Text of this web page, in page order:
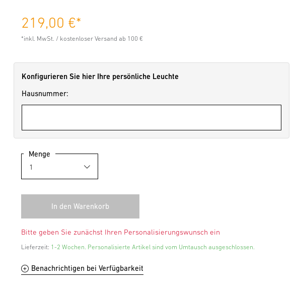
219,00 €*
*inkl. MwSt. / kostenloser Versand ab 100 €
Konfigurieren Sie hier Ihre persönliche Leuchte
Hausnummer:
Menge
Bitte geben Sie zunächst Ihren Personalisierungswunsch ein
Lieferzeit: 1-2 Wochen. Personalisierte Artikel sind vom Umtausch ausgeschlossen.
Benachrichtigen bei Verfügbarkeit